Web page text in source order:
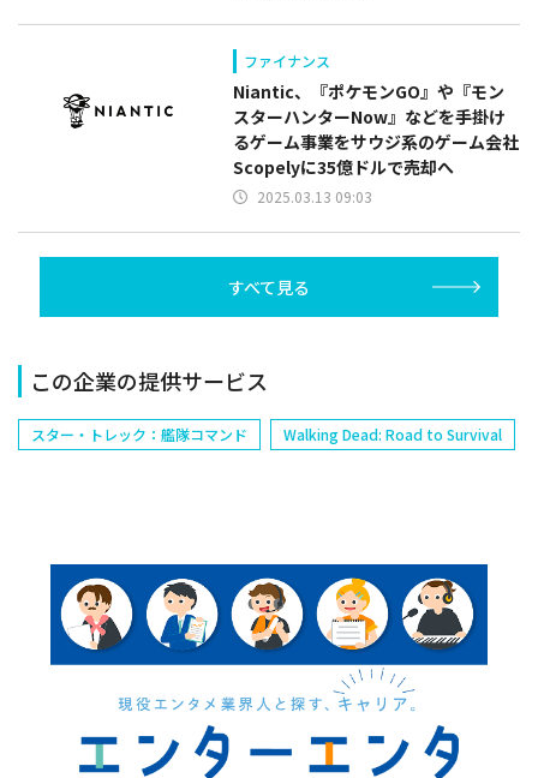
ファイナンス
Niantic、『ポケモンGO』や『モン
スターハンターNow』などを手掛け
るゲーム事業をサウジ系のゲーム会社
Scopelyに35億ドルで売却へ
2025.03.13 09:03
すべて見る
この企業の提供サービス
スター・トレック：艦隊コマンド Walking Dead: Road to Survival